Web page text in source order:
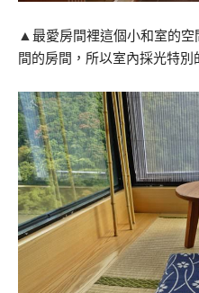
▲最愛房間裡這個小和室的
間的房間，所以室內採光特別